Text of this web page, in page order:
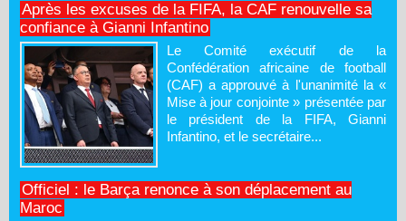
Après les excuses de la FIFA, la CAF renouvelle sa
confiance à Gianni Infantino
Le Comité exécutif de la
Confédération africaine de football
(CAF) a approuvé à l'unanimité la «
Mise à jour conjointe » présentée par
le président de la FIFA, Gianni
Infantino, et le secrétaire...
Officiel : le Barça renonce à son déplacement au
Maroc